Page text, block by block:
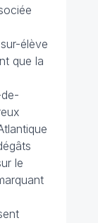
élève
que la
le